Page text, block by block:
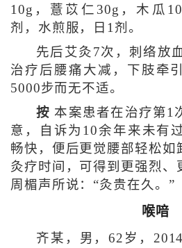
10g，薏苡仁30g，木瓜
剂，水煎服，日1剂。
先后艾灸7次，刺络放
治疗后腰痛大减，下肢牵
5000步而无不适。
按 本案患者在治疗第1
意，自诉为10余年来未有
畅快，便后更觉腰部轻松如
灸疗时间，可得到更强烈、
周楣声所说：“灸贵在久。”
喉喑
齐某，男，62岁，